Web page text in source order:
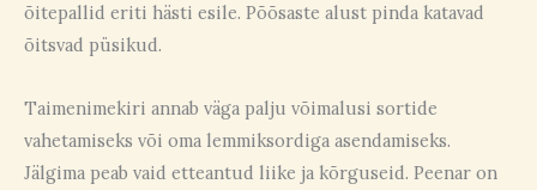
õitepallid eriti hästi esile. Põõsaste alust pinda katavad
õitsvad püsikud.
Taimenimekiri annab väga palju võimalusi sortide
vahetamiseks või oma lemmiksordiga asendamiseks.
Jälgima peab vaid etteantud liike ja kõrguseid. Peenar on